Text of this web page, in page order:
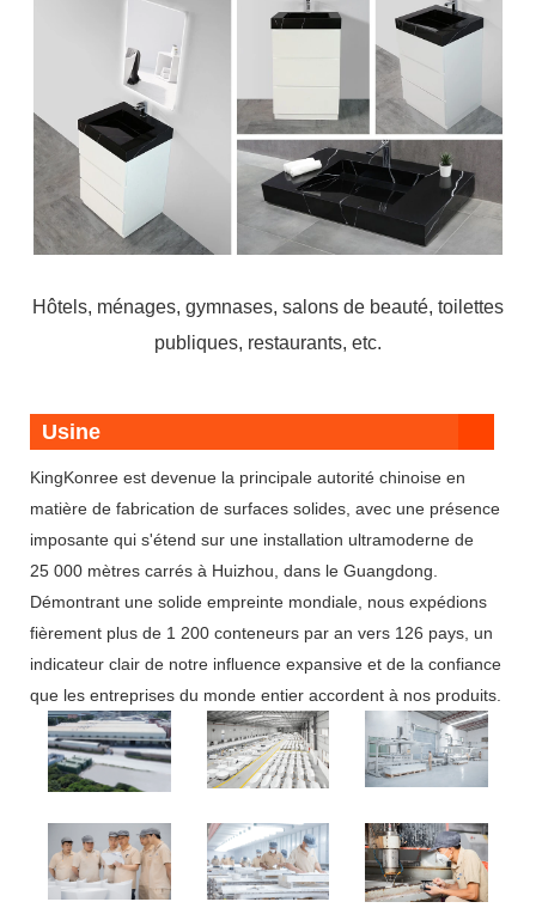
Hôtels, ménages, gymnases, salons de beauté, toilettes
publiques, restaurants, etc.
Usine
KingKonree est devenue la principale autorité chinoise en
matière de fabrication de surfaces solides, avec une présence
imposante qui s'étend sur une installation ultramoderne de
25 000 mètres carrés à Huizhou, dans le Guangdong.
Démontrant une solide empreinte mondiale, nous expédions
fièrement plus de 1 200 conteneurs par an vers 126 pays, un
indicateur clair de notre influence expansive et de la confiance
que les entreprises du monde entier accordent à nos produits.